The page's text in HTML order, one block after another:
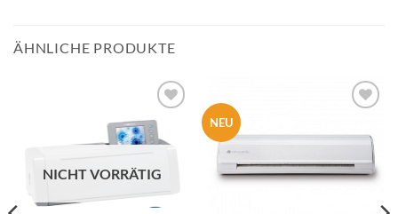
ÄHNLICHE PRODUKTE
zur
Wunschliste
hinzufügen
NICHT VORRÄTIG
NEU
Wunschliste
hinzufügen